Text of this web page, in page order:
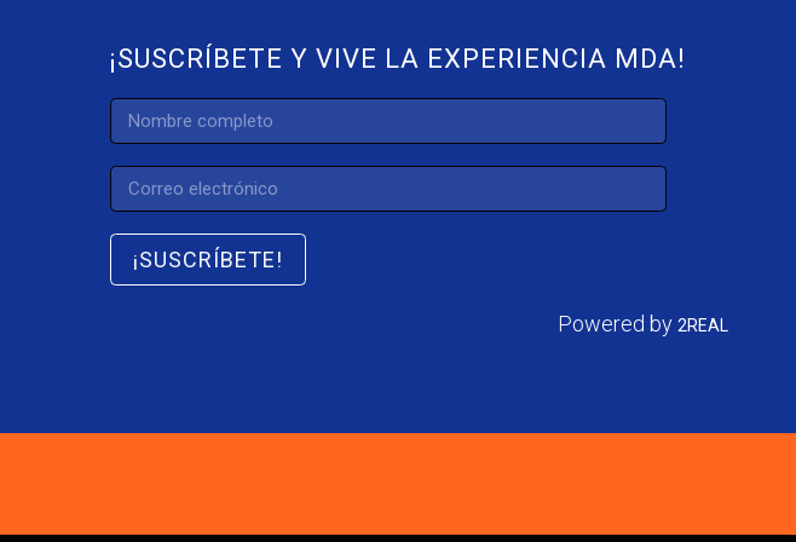
¡SUSCRÍBETE Y VIVE LA EXPERIENCIA MDA!
¡SUSCRÍBETE!
Powered by 2REAL